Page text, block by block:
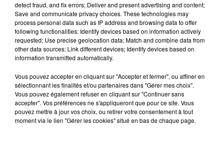
RETROUVEZ TOUTE L'ACTU DE LA RÉGION ET
RECEVEZ LES ALERTES INFOS DE LA RÉDACTION
EN TÉLÉCHARGEANT L'APPLICATION MOBILE
RCA
LA RÉDACTION
RCA
Voir toute l'équipe RCA
detect fraud, and fix errors; Deliver and present advertising and content;
Save and communicate privacy choices. These technologies may
process personal data such as IP address and browsing data to offer
following functionalities: Identify devices based on information actively
requested; Use precise geolocation data; Match and combine data from
other data sources; Link different devices; Identify devices based on
information transmitted automatically.
Vous pouvez accepter en cliquant sur "Accepter et fermer", ou affiner en
sélectionnant les finalités et/ou partenaires dans "Gérer mes choix".
Vous pouvez également refuser en cliquant sur "Continuer sans
accepter". Vos préférences ne s'appliqueront que pour ce site. Vous
pouvez mettre à jour vos choix, ou retirer votre consentement à tout
moment via le lien "Gérer les cookies" situé en bas de chaque page.